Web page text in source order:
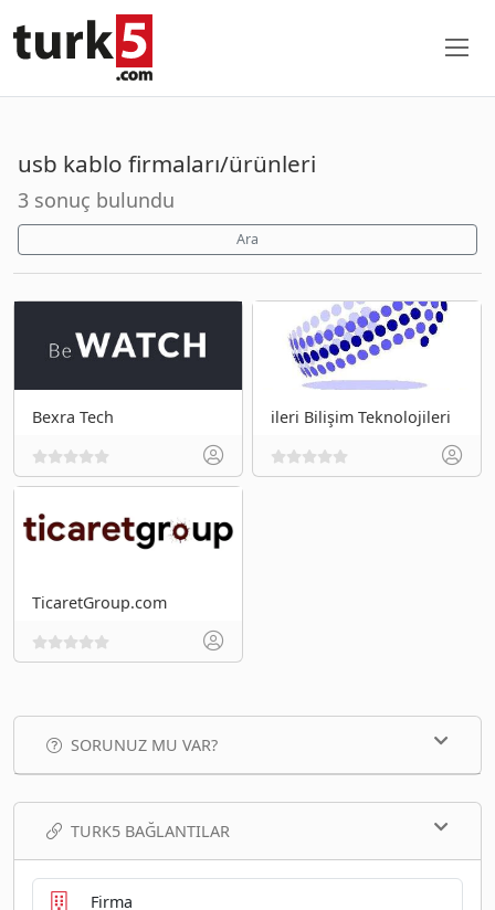
usb kablo firmaları/ürünleri
3 sonuç bulundu
Ara
Bexra Tech ileri Bilişim Teknolojileri
TicaretGroup.com
SORUNUZ MU VAR?
TURK5 BAĞLANTILAR
Firma